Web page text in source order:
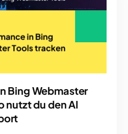
Bing Webmaster
nutzt du den AI